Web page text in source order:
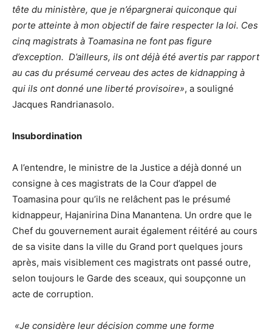
tête du ministère, que je n’épargnerai quiconque qui
porte atteinte à mon objectif de faire respecter la loi. Ces
cinq magistrats à Toamasina ne font pas figure
d’exception. D’ailleurs, ils ont déjà été avertis par rapport
au cas du présumé cerveau des actes de kidnapping à
qui ils ont donné une liberté provisoire», a souligné
Jacques Randrianasolo.
Insubordination
A l’entendre, le ministre de la Justice a déjà donné un
consigne à ces magistrats de la Cour d’appel de
Toamasina pour qu’ils ne relâchent pas le présumé
kidnappeur, Hajanirina Dina Manantena. Un ordre que le
Chef du gouvernement aurait également réitéré au cours
de sa visite dans la ville du Grand port quelques jours
après, mais visiblement ces magistrats ont passé outre,
selon toujours le Garde des sceaux, qui soupçonne un
acte de corruption.
«Je considère leur décision comme une forme